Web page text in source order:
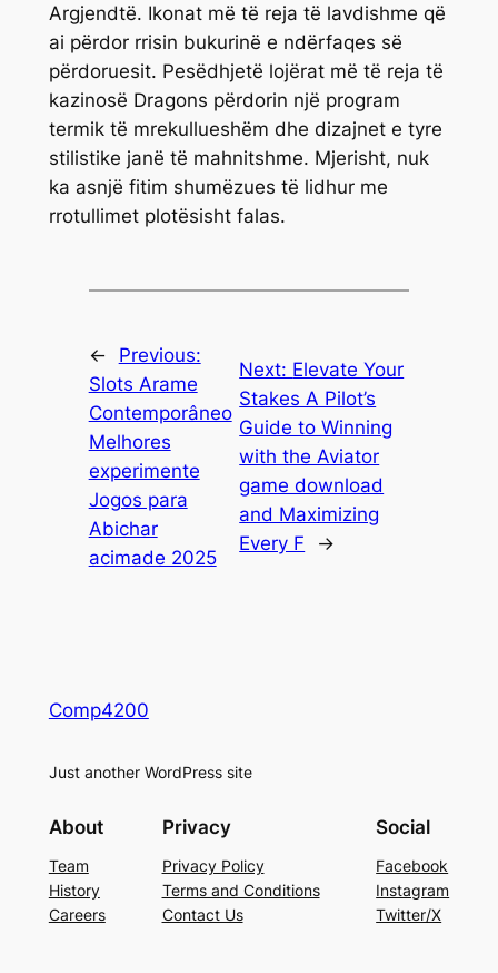
Argjendtë. Ikonat më të reja të lavdishme që
ai përdor rrisin bukurinë e ndërfaqes së
përdoruesit. Pesëdhjetë lojërat më të reja të
kazinosë Dragons përdorin një program
termik të mrekullueshëm dhe dizajnet e tyre
stilistike janë të mahnitshme. Mjerisht, nuk
ka asnjë fitim shumëzues të lidhur me
rrotullimet plotësisht falas.
←
Previous:
Slots Arame
Contemporâneo
Melhores
experimente
Jogos para
Abichar
acimade 2025
Next: Elevate Your
Stakes A Pilot’s
Guide to Winning
with the Aviator
game download
and Maximizing
Every F
→
Comp4200
Just another WordPress site
About
Team
History
Careers
Privacy
Privacy Policy
Terms and Conditions
Contact Us
Social
Facebook
Instagram
Twitter/X